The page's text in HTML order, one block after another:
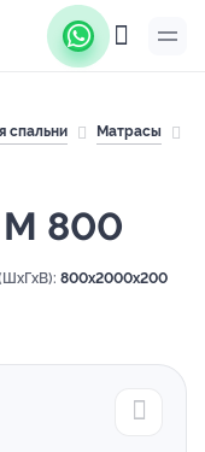
спальни Матрасы
800
800x2000x200